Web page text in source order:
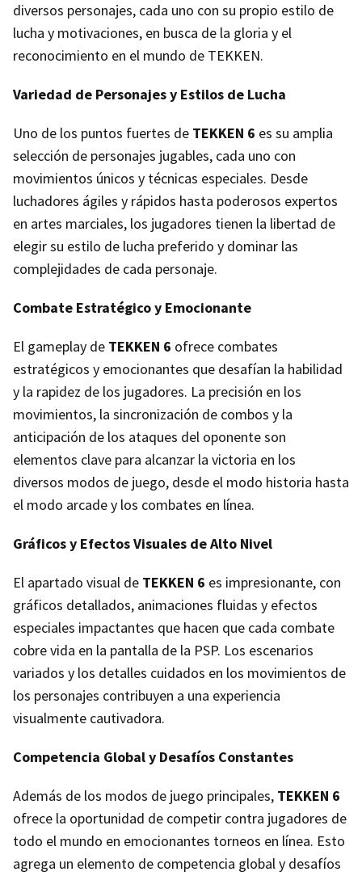
diversos personajes, cada uno con su propio estilo de
lucha y motivaciones, en busca de la gloria y el
reconocimiento en el mundo de TEKKEN.
Variedad de Personajes y Estilos de Lucha
Uno de los puntos fuertes de TEKKEN 6 es su amplia
selección de personajes jugables, cada uno con
movimientos únicos y técnicas especiales. Desde
luchadores ágiles y rápidos hasta poderosos expertos
en artes marciales, los jugadores tienen la libertad de
elegir su estilo de lucha preferido y dominar las
complejidades de cada personaje.
Combate Estratégico y Emocionante
El gameplay de TEKKEN 6 ofrece combates
estratégicos y emocionantes que desafían la habilidad
y la rapidez de los jugadores. La precisión en los
movimientos, la sincronización de combos y la
anticipación de los ataques del oponente son
elementos clave para alcanzar la victoria en los
diversos modos de juego, desde el modo historia hasta
el modo arcade y los combates en línea.
Gráficos y Efectos Visuales de Alto Nivel
El apartado visual de TEKKEN 6 es impresionante, con
gráficos detallados, animaciones fluidas y efectos
especiales impactantes que hacen que cada combate
cobre vida en la pantalla de la PSP. Los escenarios
variados y los detalles cuidados en los movimientos de
los personajes contribuyen a una experiencia
visualmente cautivadora.
Competencia Global y Desafíos Constantes
Además de los modos de juego principales, TEKKEN 6
ofrece la oportunidad de competir contra jugadores de
todo el mundo en emocionantes torneos en línea. Esto
agrega un elemento de competencia global y desafíos